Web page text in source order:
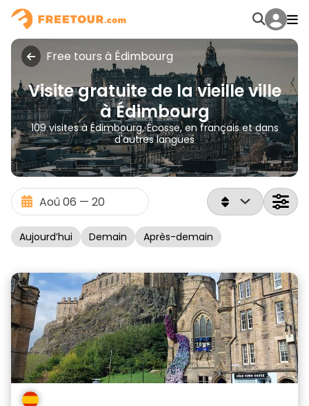
Free tours à Édimbourg
Visite gratuite de la vieille ville
à Édimbourg
109 visites à Édimbourg, Écosse, en français et dans
d'autres langues
Aujourd’hui Demain Après-demain